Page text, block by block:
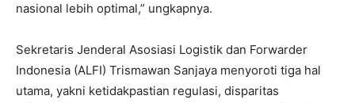
nasional lebih optimal,” ungkapnya.
Sekretaris Jenderal Asosiasi Logistik dan Forwarder
Indonesia (ALFI) Trismawan Sanjaya menyoroti tiga hal
utama, yakni ketidakpastian regulasi, disparitas